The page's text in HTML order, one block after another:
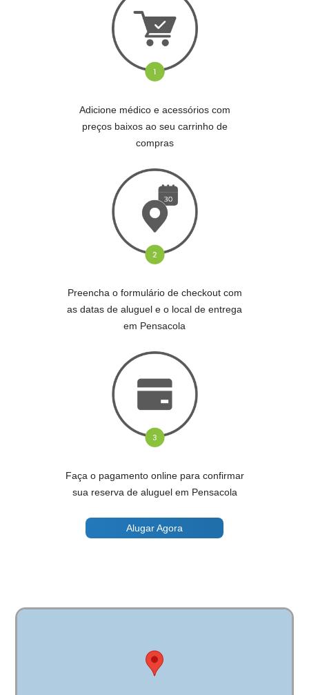
Adicione médico e acessórios com
preços baixos ao seu carrinho de
compras
Preencha o formulário de checkout com
as datas de aluguel e o local de entrega
em Pensacola
Faça o pagamento online para confirmar
sua reserva de aluguel em Pensacola
Alugar Agora